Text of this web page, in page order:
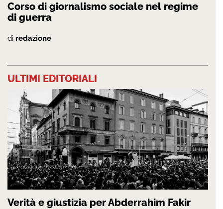
Corso di giornalismo sociale nel regime
di guerra
di redazione
ULTIMI EDITORIALI
Verità e giustizia per Abderrahim Fakir